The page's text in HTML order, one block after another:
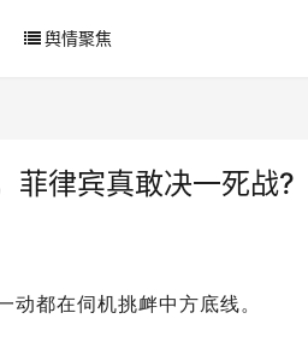
舆情聚焦
菲律宾真敢决一死战?
都在伺机挑衅中方底线。